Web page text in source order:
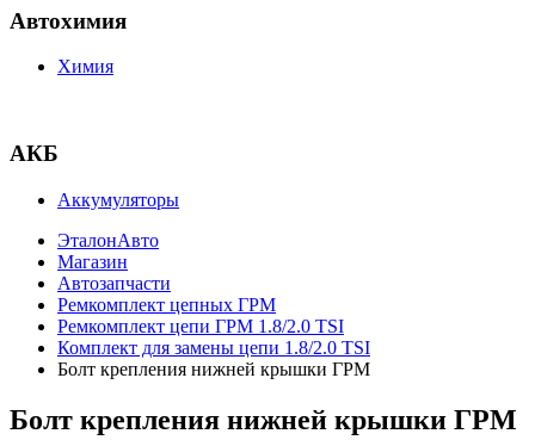
Автохимия
Химия
АКБ
Аккумуляторы
ЭталонАвто
Магазин
Автозапчасти
Ремкомплект цепных ГРМ
Ремкомплект цепи ГРМ 1.8/2.0 TSI
Комплект для замены цепи 1.8/2.0 TSI
Болт крепления нижней крышки ГРМ
Болт крепления нижней крышки ГРМ